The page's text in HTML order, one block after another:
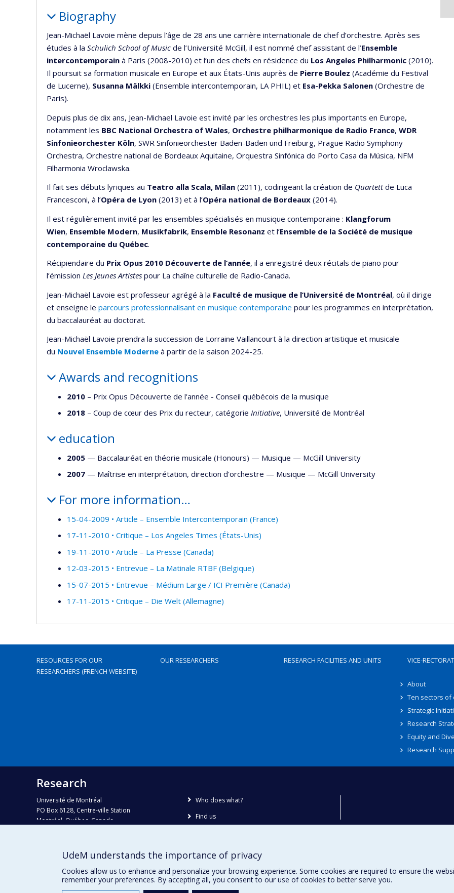
Biography
Jean-Michaël Lavoie mène depuis l’âge de 28 ans une carrière internationale de chef d’orchestre. Après ses
études à la Schulich School of Music de l’Université McGill, il est nommé chef assistant de l’Ensemble
intercontemporain à Paris (2008-2010) et l’un des chefs en résidence du Los Angeles Philharmonic (2010).
Il poursuit sa formation musicale en Europe et aux États-Unis auprès de Pierre Boulez (Académie du Festival
de Lucerne), Susanna Mälkki (Ensemble intercontemporain, LA PHIL) et Esa-Pekka Salonen (Orchestre de
Paris).
Depuis plus de dix ans, Jean-Michael Lavoie est invité par les orchestres les plus importants en Europe,
notamment les BBC National Orchestra of Wales, Orchestre philharmonique de Radio France, WDR
Sinfonieorchester Köln, SWR Sinfonieorchester Baden-Baden und Freiburg, Prague Radio Symphony
Orchestra, Orchestre national de Bordeaux Aquitaine, Orquestra Sinfónica do Porto Casa da Música, NFM
Filharmonia Wroclawska.
Il fait ses débuts lyriques au Teatro alla Scala, Milan (2011), codirigeant la création de Quartettde Luca
Francesconi, à l’Opéra de Lyon (2013) et à l’Opéra national de Bordeaux (2014).
Il est régulièrement invité par les ensembles spécialisés en musique contemporaine : Klangforum
Wien, Ensemble Modern, Musikfabrik, Ensemble Resonanz et l’Ensemble de la Société de musique
contemporaine du Québec.
Récipiendaire du Prix Opus 2010 Découverte de l’année, il a enregistré deux récitals de piano pour
l’émission Les Jeunes Artistes pour La chaîne culturelle de Radio-Canada.
Jean-Michaël Lavoie est professeur agrégé à la Faculté de musique de l’Université de Montréal, où il dirige
et enseigne le parcours professionnalisant en musique contemporaine pour les programmes en interprétation,
du baccalauréat au doctorat.
Jean-Michaël Lavoie prendra la succession de Lorraine Vaillancourt à la direction artistique et musicale
du Nouvel Ensemble Moderne à partir de la saison 2024-25.
Awards and recognitions
2010 – Prix Opus Découverte de l'année - Conseil québécois de la musique
2018 – Coup de cœur des Prix du recteur, catégorie Initiative, Université de Montréal
education
2005 — Baccalauréat en théorie musicale (Honours) — Musique — McGill University
2007 — Maîtrise en interprétation, direction d'orchestre — Musique — McGill University
For more information…
15-04-2009 • Article – Ensemble Intercontemporain (France)
17-11-2010 • Critique – Los Angeles Times (États-Unis)
19-11-2010 • Article – La Presse (Canada)
12-03-2015 • Entrevue – La Matinale RTBF (Belgique)
15-07-2015 • Entrevue – Médium Large / ICI Première (Canada)
17-11-2015 • Critique – Die Welt (Allemagne)
RESOURCES FOR OUR
RESEARCHERS (FRENCH WEBSITE)
OUR RESEARCHERS RESEARCH FACILITIES AND UNITS VICE-
About
Ten sectors of
Strategic
Research
Equity and
Research
Research
Université de Montréal
PO Box 6128, Centre-ville Station
Montréal, Québec, Canada
Phone : 514 343-6111, #38492
recherche@umontreal.ca
Who does what?
Find us
UdeM understands the importance of privacy
Cookies allow us to enhance and personalize your browsing experience. Some cookies are required to ensure the
remember your preferences. By accepting all, you consent to our use of cookies to better serve you.